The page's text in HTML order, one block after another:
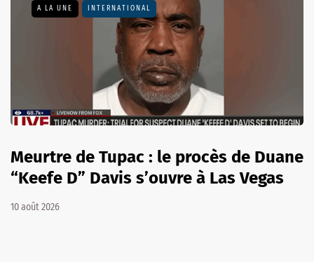
A LA UNE INTERNATIONAL
Meurtre de Tupac : le procès de Duane
“Keefe D” Davis s’ouvre à Las Vegas
10 août 2026